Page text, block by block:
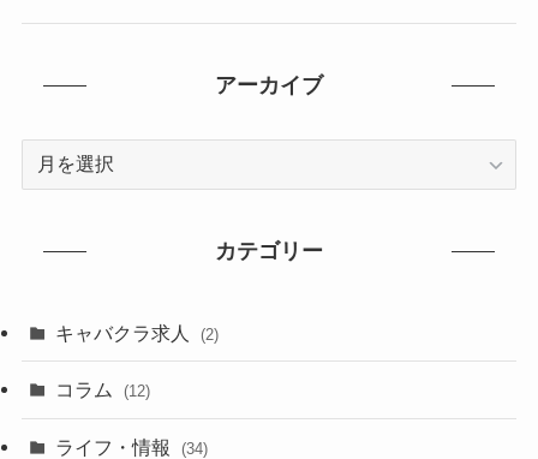
アーカイブ
カテゴリー
キャバクラ求人 (2)
コラム (12)
ライフ・情報 (34)